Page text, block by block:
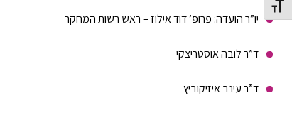
Toggle Font size
יו”ר הועדה: פרופ’ דוד אילוז – ראש רשות המחקר
ד”ר לובה אוסטריצקי
ד”ר עינב איזיקוביץ